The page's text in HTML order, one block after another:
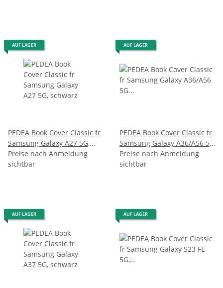
AUF LAGER
PEDEA Book Cover Classic fr
Samsung Galaxy A27 5G,
schwarz
Preise nach Anmeldung
sichtbar
AUF LAGER
PEDEA Book Cover Classic fr
Samsung Galaxy A36/A56 5G
schwarz
Preise nach Anmeldung
sichtbar
AUF LAGER AUF LAGER